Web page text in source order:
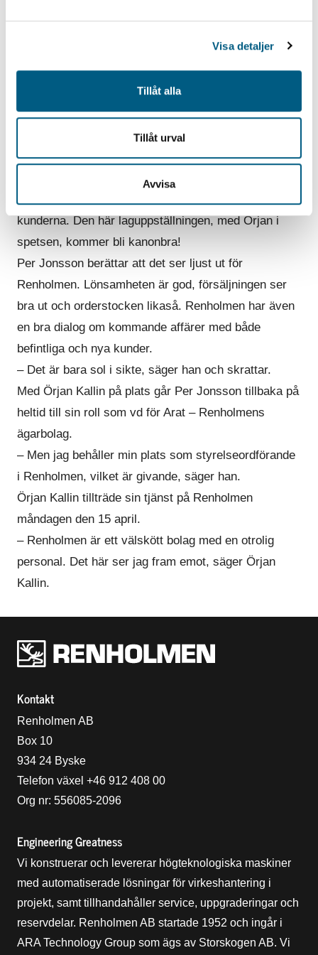
Visa detaljer
Tillåt alla
Tillåt urval
Avvisa
marknadsinriktad. Det är viktigt för oss, det känns
helt rätt. Det finns en tyngd i hans tidigare
erfarenheter och jag är övertygad om att han kommer
styra oss rätt, säger han och tillägger:
– Renholmen har fantastisk och engagerad personal,
så Örjans team kommer att stötta honom på ett
föredömligt sätt. Personalen har stenkoll på våra
produkter, på kulturen inom företaget och på
kunderna. Den här laguppställningen, med Örjan i
spetsen, kommer bli kanonbra!
Per Jonsson berättar att det ser ljust ut för
Renholmen. Lönsamheten är god, försäljningen ser
bra ut och orderstocken likaså. Renholmen har även
en bra dialog om kommande affärer med både
befintliga och nya kunder.
– Det är bara sol i sikte, säger han och skrattar.
Med Örjan Kallin på plats går Per Jonsson tillbaka på
heltid till sin roll som vd för Arat – Renholmens
ägarbolag.
– Men jag behåller min plats som styrelseordförande
i Renholmen, vilket är givande, säger han.
Örjan Kallin tillträde sin tjänst på Renholmen
måndagen den 15 april.
– Renholmen är ett välskött bolag med en otrolig
personal. Det här ser jag fram emot, säger Örjan
Kallin.
Kontakt
Renholmen AB
Box 10
934 24 Byske
Telefon växel +46 912 408 00
Org nr: 556085-2096
Engineering Greatness
Vi konstruerar och levererar högteknologiska maskiner
med automatiserade lösningar för virkeshantering i
projekt, samt tillhandahåller service, uppgraderingar och
reservdelar. Renholmen AB startade 1952 och ingår i
ARA Technology Group som ägs av Storskogen AB. Vi